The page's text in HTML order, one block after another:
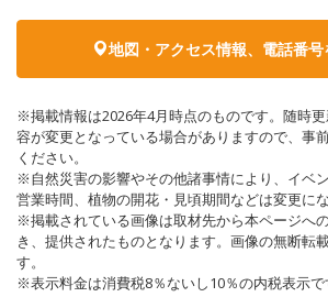
地図・アクセス情報、電話番号
※掲載情報は2026年4月時点のものです。随時
容が変更となっている場合がありますので、事
ください。
※自然災害の影響やその他諸事情により、イベ
営業時間、植物の開花・見頃期間などは変更に
※掲載されている画像は取材先から本ページへ
き、提供されたものとなります。画像の無断転
す。
※表示料金は消費税8％ないし10％の内税表示で